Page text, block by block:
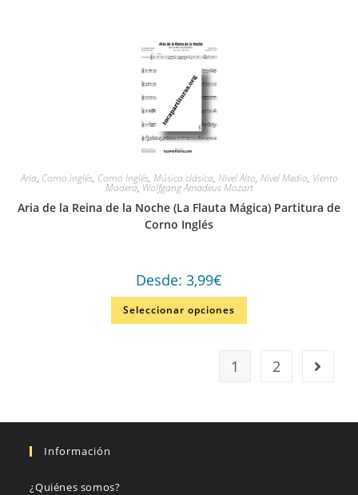
Aria, Corno inglés, Corno Inglés, Música clásica, Nivel Alto, Nivel Medio, Viento
Madera, Wolfgang Amadeus Mozart
Aria de la Reina de la Noche (La Flauta Mágica) Partitura de
Corno Inglés
Desde: 3,99€
Seleccionar opciones
1 2
Información
¿Quiénes somos?